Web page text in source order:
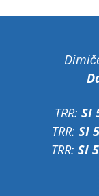
TRR: SI
TRR: SI
TRR: SI